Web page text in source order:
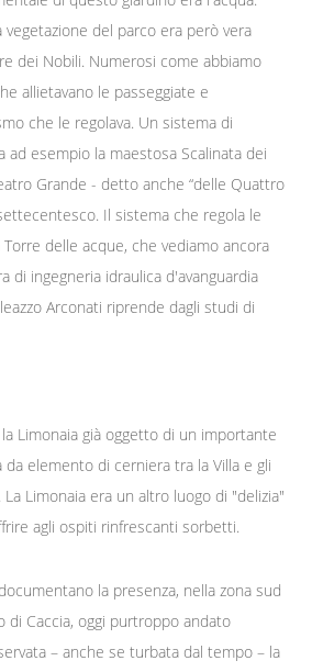
del parco era però vera
dei Nobili. Numerosi come abbiamo
allietavano le passeggiate e
che le regolava. Un sistema di
ad esempio la maestosa Scalinata dei
Grande - detto anche “delle Quattro
Il sistema che regola le
delle acque, che vediamo ancora
di ingegneria idraulica d'avanguardia
Arconati riprende dagli studi di
Limonaia già oggetto di un importante
elemento di cerniera tra la Villa e gli
Limonaia era un altro luogo di "delizia"
agli ospiti rinfrescanti sorbetti.
la presenza, nella zona sud
di Caccia, oggi purtroppo andato
– anche se turbata dal tempo – la